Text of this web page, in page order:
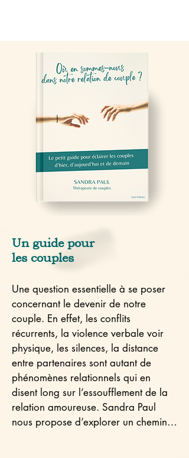
Un guide pour
les couples
Une question essentielle à se poser
concernant le devenir de notre
couple. En effet, les conflits
récurrents, la violence verbale voir
physique, les silences, la distance
entre partenaires sont autant de
phénomènes relationnels qui en
disent long sur l’essoufflement de la
relation amoureuse. Sandra Paul
nous propose d’explorer un chemin